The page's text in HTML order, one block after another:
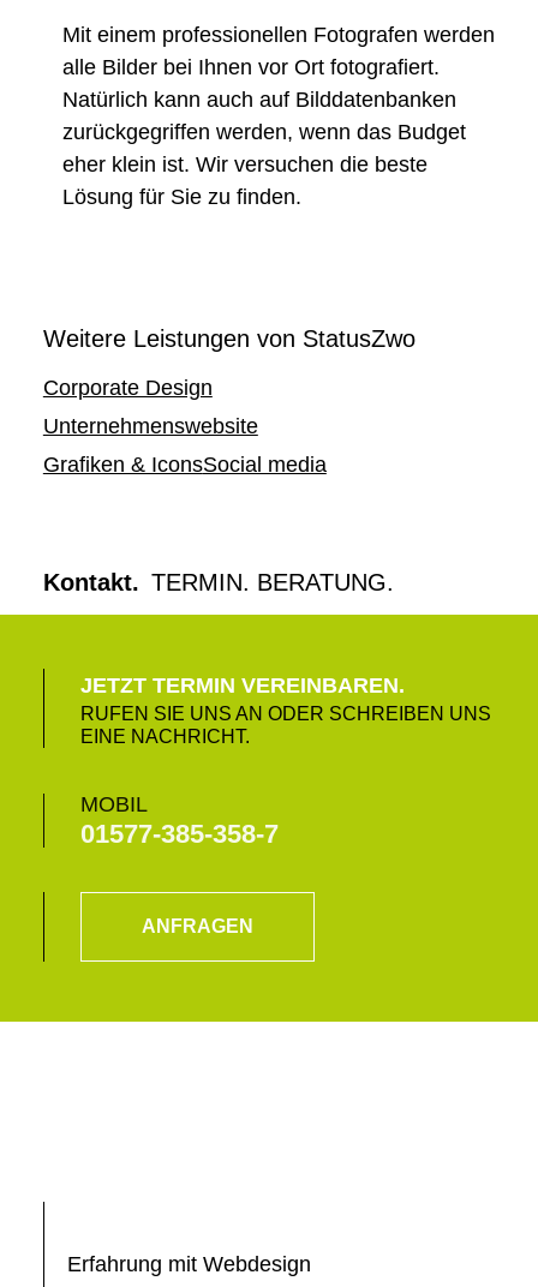
Mit einem professionellen Fotografen werden
alle Bilder bei Ihnen vor Ort fotografiert.
Natürlich kann auch auf Bilddatenbanken
zurückgegriffen werden, wenn das Budget
eher klein ist. Wir versuchen die beste
Lösung für Sie zu finden.
Weitere Leistungen von StatusZwo
Corporate Design
Unternehmenswebsite
Grafiken & IconsSocial media
Kontakt. TERMIN. BERATUNG.
JETZT TERMIN VEREINBAREN.
RUFEN SIE UNS AN ODER SCHREIBEN UNS
EINE NACHRICHT.
MOBIL
01577-385-358-7
ANFRAGEN
Erfahrung mit Webdesign